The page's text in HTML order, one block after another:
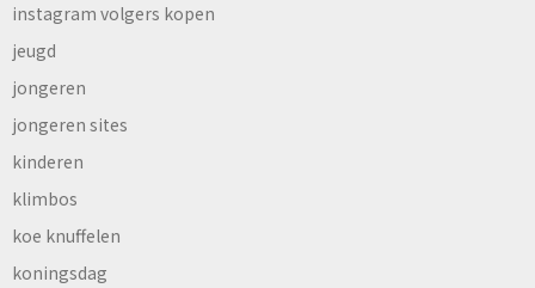
instagram volgers kopen
jeugd
jongeren
jongeren sites
kinderen
klimbos
koe knuffelen
koningsdag